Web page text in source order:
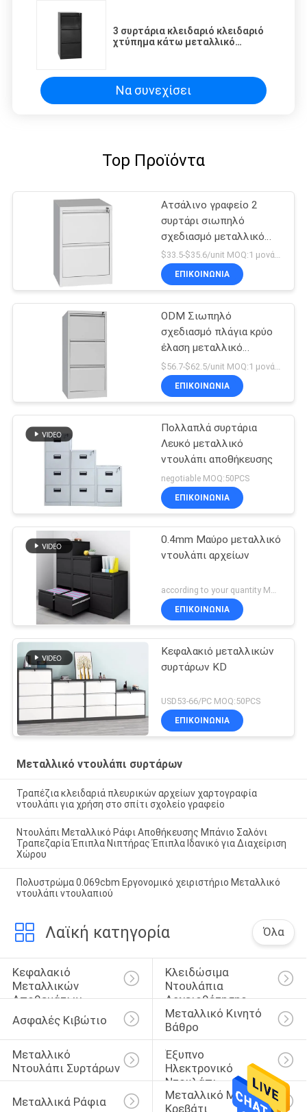
3 συρτάρια κλειδαριό κλειδαριό
χτύπημα κάτω μεταλλικό
Να συνεχίσει
Top Προϊόντα
Ατσάλινο γραφείο 2
συρτάρι σιωπηλό
σχεδιασμό μεταλλικό
ντουλάπι αρχειοθέτησης$33.5-$35.6/unit MOQ:1 μονάδα
ΕΠΙΚΟΙΝΩΝΊΑ
ODM Σιωπηλό
σχεδιασμό πλάγια κρύο
έλαση μεταλλικό
συρτάρι ντουλάπι
$56.7-$62.5/unit MOQ:1 μονάδα
ΕΠΙΚΟΙΝΩΝΊΑ
Πολλαπλά συρτάρια
Λευκό μεταλλικό
ντουλάπι αποθήκευσης
negotiable MOQ:50PCS
ΕΠΙΚΟΙΝΩΝΊΑ
0.4mm Μαύρο μεταλλικό
ντουλάπι αρχείων
ΕΠΙΚΟΙΝΩΝΊΑ
Κεφαλακιό μεταλλικών
συρτάρων KD
USD53-66/PC MOQ:50PCS
ΕΠΙΚΟΙΝΩΝΊΑ
Μεταλλικό ντουλάπι συρτάρων
Τραπέζια κλειδαριά πλευρικών αρχείων χαρτογραφία
ντουλάπι για χρήση στο σπίτι σχολείο γραφείο
Ντουλάπι Μεταλλικό Ράφι Αποθήκευσης Μπάνιο Σαλόνι
Τραπεζαρία Έπιπλα Νιπτήρας Έπιπλα Ιδανικό για Διαχείριση
Χώρου
Πολυστρώμα 0.069cbm Εργονομικό χειριστήριο Μεταλλικό
ντουλάπι ντουλαπιού
Λαϊκή κατηγορία Όλα
Κεφαλακιό
Μεταλλικών
Αποθεμάτων
Κλειδώσιμα
Ντουλάπια
Αρχειοθέτησης
Ασφαλές Κιβώτιο
Μεταλλικό Κινητό
Βάθρο
Μεταλλικό
Ντουλάπι Συρτάρων
Έξυπνο
Ηλεκτρονικό
Ντουλάπι
Μεταλλικά Ράφια
Μεταλλικό Μονό
Κρεβάτι